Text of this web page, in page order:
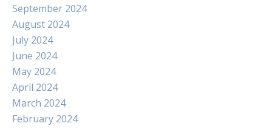
September 2024
August 2024
July 2024
June 2024
May 2024
April 2024
March 2024
February 2024